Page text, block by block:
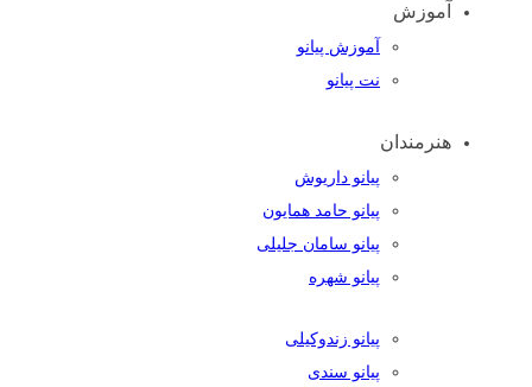
آموزش
آموزش پیانو
نت پیانو
هنرمندان
پیانو داریوش
پیانو حامد همایون
پیانو سامان جلیلی
پیانو شهره
پیانو زندوکیلی
پیانو سندی